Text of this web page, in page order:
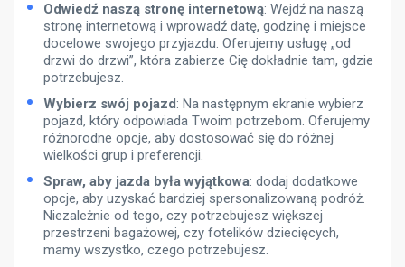
Odwiedź naszą stronę internetową: Wejdź na naszą
stronę internetową i wprowadź datę, godzinę i miejsce
docelowe swojego przyjazdu. Oferujemy usługę „od
drzwi do drzwi”, która zabierze Cię dokładnie tam, gdzie
potrzebujesz.
Wybierz swój pojazd: Na następnym ekranie wybierz
pojazd, który odpowiada Twoim potrzebom. Oferujemy
różnorodne opcje, aby dostosować się do różnej
wielkości grup i preferencji.
Spraw, aby jazda była wyjątkowa: dodaj dodatkowe
opcje, aby uzyskać bardziej spersonalizowaną podróż.
Niezależnie od tego, czy potrzebujesz większej
przestrzeni bagażowej, czy fotelików dziecięcych,
mamy wszystko, czego potrzebujesz.